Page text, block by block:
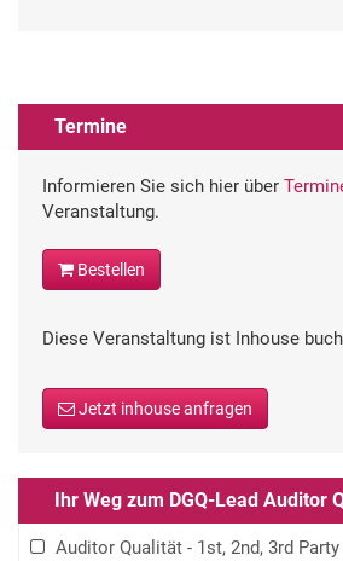
Termine
Informieren Sie sich hier über
Veranstaltung.
Bestellen
Diese Veranstaltung ist Inhouse
Jetzt inhouse anfragen
Ihr Weg zum DGQ-Lead Auditor
Auditor Qualität - 1st, 2nd, 3rd Party